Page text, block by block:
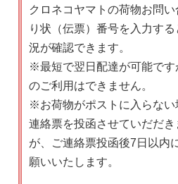
クロネコヤマトの荷物お問
り状（伝票）番号を入力す
況が確認できます。
※最短で翌日配達が可能です
のご利用はできません。
※お荷物がポストに入らない
連絡票を投函させていだだ
が、ご連絡票投函後7日以内
願いいたします。